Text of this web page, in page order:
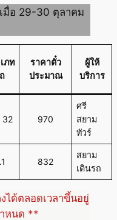
มื่อ 29-30 ตุลาคม
ภท
ราคาตั๋ว
ประมาณ
ผู้ให้
บริการ
32 970
ศรี
สยาม
ทัวร์
832
สยาม
เดินรถ
ได้ตลอดเวลาขึ้นอยู่
หนด **